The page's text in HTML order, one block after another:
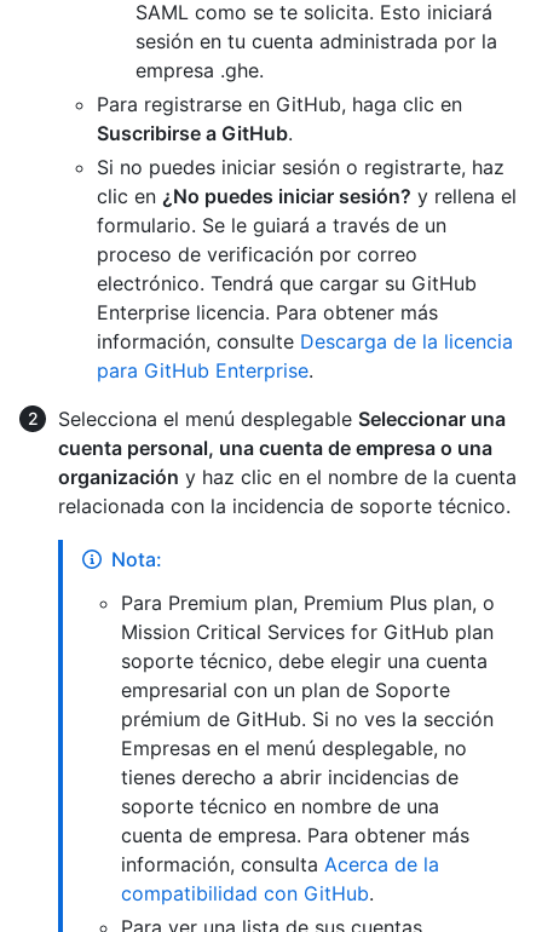
SAML como se te solicita. Esto iniciará
sesión en tu cuenta administrada por la
empresa .ghe.
Para registrarse en GitHub, haga clic en
Suscribirse a GitHub.
Si no puedes iniciar sesión o registrarte, haz
clic en ¿No puedes iniciar sesión? y rellena el
formulario. Se le guiará a través de un
proceso de verificación por correo
electrónico. Tendrá que cargar su GitHub
Enterprise licencia. Para obtener más
información, consulte Descarga de la licencia
para GitHub Enterprise.
Selecciona el menú desplegable Seleccionar una
cuenta personal, una cuenta de empresa o una
organización y haz clic en el nombre de la cuenta
relacionada con la incidencia de soporte técnico.
Nota:
Para Premium plan, Premium Plus plan, o
Mission Critical Services for GitHub plan
soporte técnico, debe elegir una cuenta
empresarial con un plan de Soporte
prémium de GitHub. Si no ves la sección
Empresas en el menú desplegable, no
tienes derecho a abrir incidencias de
soporte técnico en nombre de una
cuenta de empresa. Para obtener más
información, consulta Acerca de la
compatibilidad con GitHub.
Para ver una lista de sus cuentas